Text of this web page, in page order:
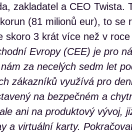
zakladatel a CEO Twista.
(81 milionů eur), to se
skoro 3 krát více než v
Evropy (CEE) je pro
za necelých sedm let
zákazníků využívá pro
na bezpečném a
ani na produktový vývoj,
a virtuální karty.